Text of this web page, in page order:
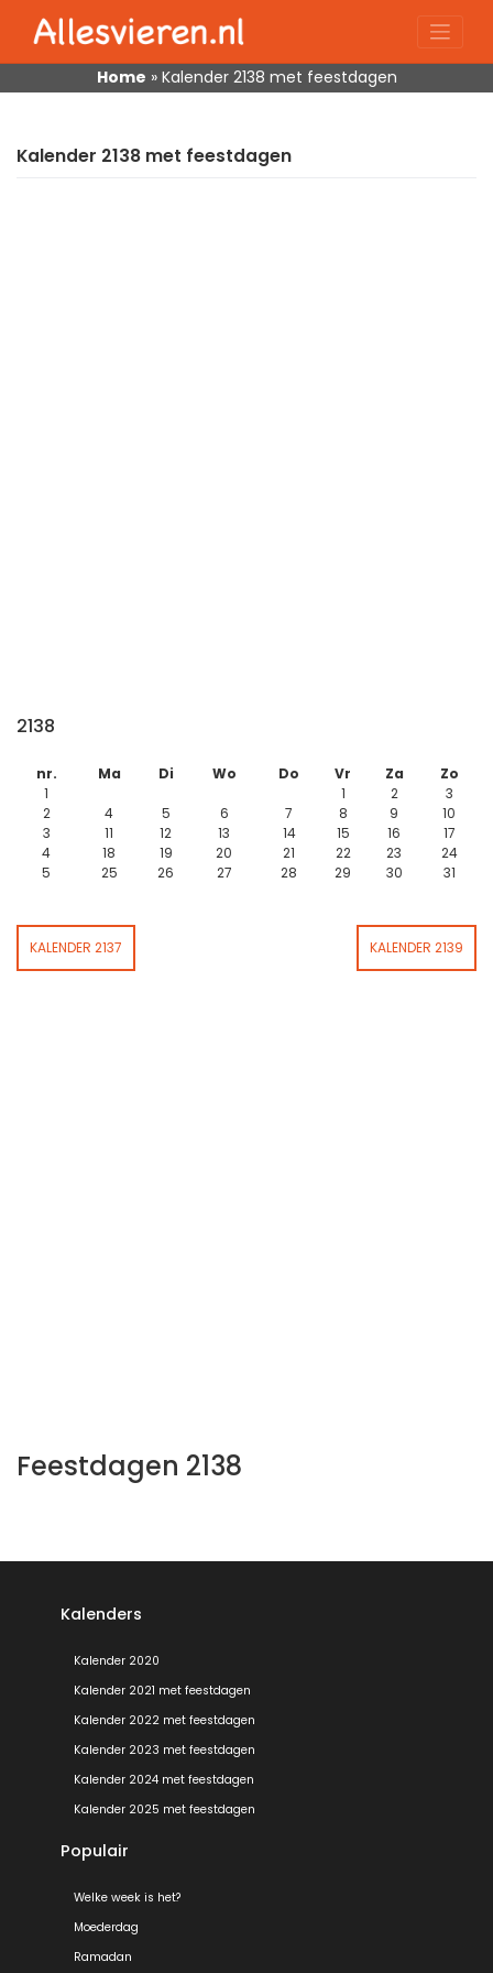
content
Home » Kalender 2138 met feestdagen
Kalender 2138 met feestdagen
2138
nr. Ma Di Wo Do Vr Za
Zo
1
1 2
3
2
4 5 6 7 8 9
10
3
11 12 13 14 15 16
17
4
18 19 20 21 22 23
24
5
25 26 27 28 29 30 31
KALENDER 2137 KALENDER 2139
Feestdagen 2138
Kalenders
Kalender 2020
Kalender 2021 met feestdagen
Kalender 2022 met feestdagen
Kalender 2023 met feestdagen
Kalender 2024 met feestdagen
Kalender 2025 met feestdagen
Populair
Welke week is het?
Moederdag
Ramadan